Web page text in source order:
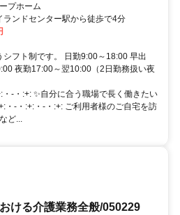
プホーム
ーアイランドセンター駅から徒歩で4分
フト制です。 日勤9:00～18:00 早出
夜勤17:00～翌10:00（2日勤務扱い夜
-・:+: ✨自分に合う職場で長く働きたい
・-・:+:・-・:+: ご利用者様のご自宅を訪
ど...
ける介護業務全般/050229